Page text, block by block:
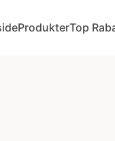
ProdukterTop